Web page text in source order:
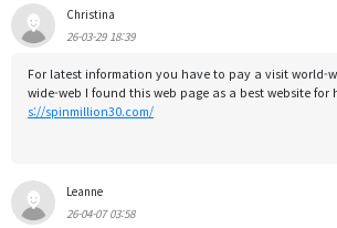
Christina
26-03-29 18:39
For latest information you have to pay a visit world-
wide-web I found this web page as a best website for
s://spinmillion30.com/
Leanne
26-04-07 03:58